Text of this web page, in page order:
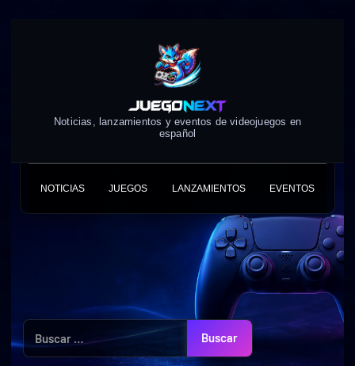
Noticias, lanzamientos y eventos de videojuegos en
español
NOTICIAS JUEGOS LANZAMIENTOS EVENTOS